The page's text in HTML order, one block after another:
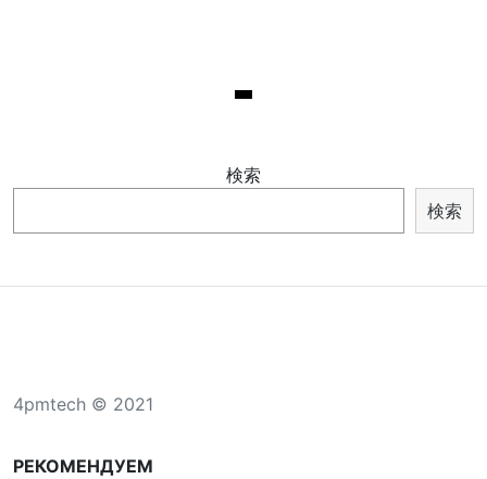
検索
検索
4pmtech © 2021
РЕКОМЕНДУЕМ